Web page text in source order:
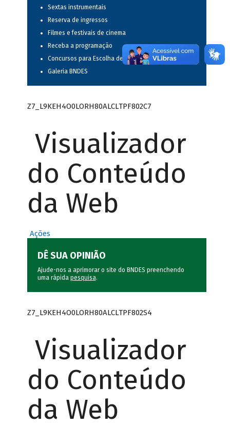
Sextas instrumentais
Reserva de ingressos
Filmes e festivais de cinema
Receba a programação
Concursos para Escolha de Espetáculos Musicais
Galeria BNDES
Z7_L9KEH4O0LORH80ALCLTPF802C7
Visualizador
do Conteúdo
da Web
Ações
DÊ SUA OPINIÃO
Ajude-nos a aprimorar o site do BNDES preenchendo
uma rápida pesquisa.
Z7_L9KEH4O0LORH80ALCLTPF802S4
Visualizador
do Conteúdo
da Web